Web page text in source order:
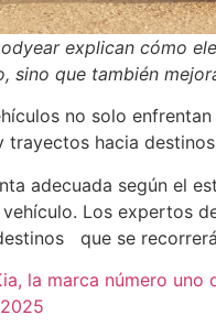
explican cómo
sino que también
no solo
trayectos hacia
adecuada según el
Los expertos
que se
la marca número uno